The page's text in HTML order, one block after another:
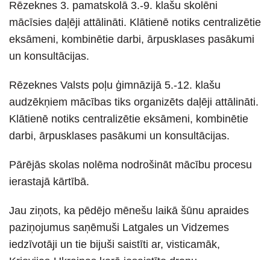
Rēzeknes 3. pamatskolā 3.-9. klašu skolēni
mācīsies daļēji attālināti. Klātienē notiks centralizētie
eksāmeni, kombinētie darbi, ārpusklases pasākumi
un konsultācijas.
Rēzeknes Valsts poļu ģimnāzijā 5.-12. klašu
audzēkņiem mācības tiks organizēts daļēji attālināti.
Klātienē notiks centralizētie eksāmeni, kombinētie
darbi, ārpusklases pasākumi un konsultācijas.
Pārējās skolas nolēma nodrošināt mācību procesu
ierastajā kārtībā.
Jau ziņots, ka pēdējo mēnešu laikā šūnu apraides
paziņojumus saņēmuši Latgales un Vidzemes
iedzīvotāji un tie bijuši saistīti ar, visticamāk,